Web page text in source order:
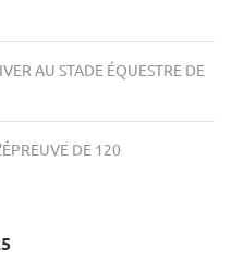
AU STADE ÉQUESTRE DE
DE 120